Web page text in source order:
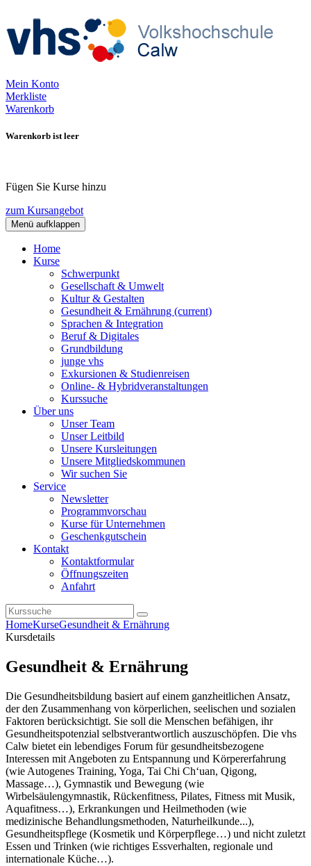
Mein Konto
Merkliste
Warenkorb
Warenkorb ist leer
Fügen Sie Kurse hinzu
zum Kursangebot
Menü aufklappen
Home
Kurse
Schwerpunkt
Gesellschaft & Umwelt
Kultur & Gestalten
Gesundheit & Ernährung (current)
Sprachen & Integration
Beruf & Digitales
Grundbildung
junge vhs
Exkursionen & Studienreisen
Online- & Hybridveranstaltungen
Kurssuche
Über uns
Unser Team
Unser Leitbild
Unsere Kursleitungen
Unsere Mitgliedskommunen
Wir suchen Sie
Service
Newsletter
Programmvorschau
Kurse für Unternehmen
Geschenkgutschein
Kontakt
Kontaktformular
Öffnungszeiten
Anfahrt
HomeKurseGesundheit & Ernährung
Kursdetails
Gesundheit & Ernährung
Die Gesundheitsbildung basiert auf einem ganzheitlichen Ansatz,
der den Zusammenhang von körperlichen, seelischen und sozialen
Faktoren berücksichtigt. Sie soll die Menschen befähigen, ihr
Gesundheitspotenzial selbstverantwortlich auszuschöpfen. Die vhs
Calw bietet ein lebendiges Forum für gesundheitsbezogene
Interessen mit Angeboten zu Entspannung und Körpererfahrung
(wie Autogenes Training, Yoga, Tai Chi Ch‘uan, Qigong,
Massage…), Gymnastik und Bewegung (wie
Wirbelsäulengymnastik, Rückenfitness, Pilates, Fitness mit Musik,
Aquafitness…), Erkrankungen und Heilmethoden (wie
medizinische Behandlungsmethoden, Naturheilkunde...),
Gesundheitspflege (Kosmetik und Körperpflege…) und nicht zuletzt
Essen und Trinken (wie richtiges Essverhalten, regionale und
internationale Küche…).